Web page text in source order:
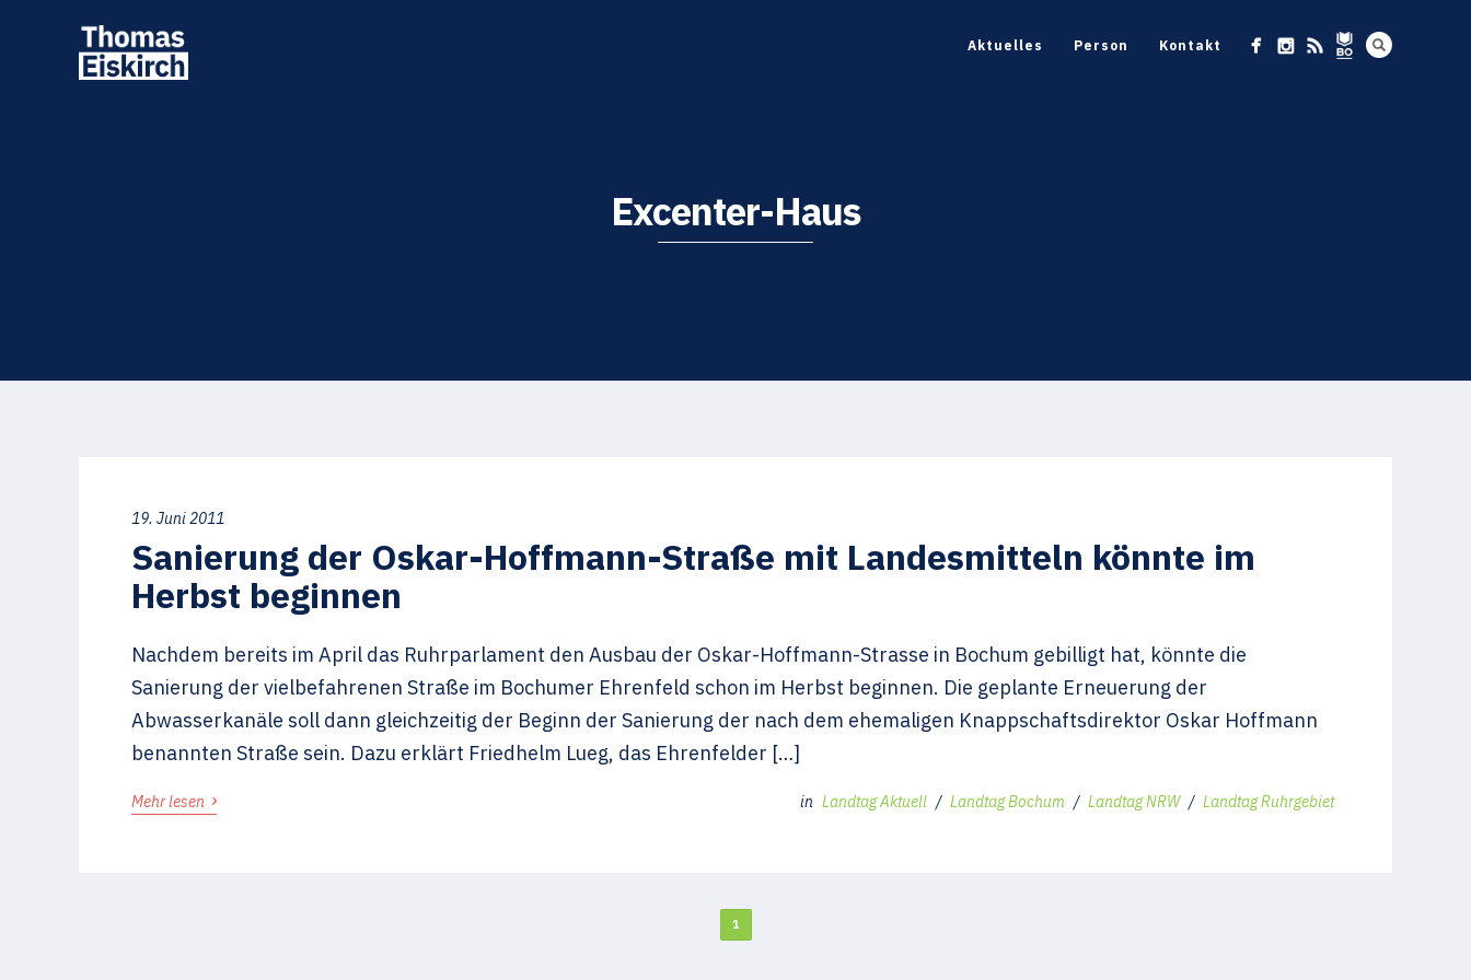
Aktuelles Person Kontakt
Excenter-Haus
19. Juni 2011
Sanierung der Oskar-Hoffmann-Straße mit Landesmitteln könnte im
Herbst beginnen
Nachdem bereits im April das Ruhrparlament den Ausbau der Oskar-Hoffmann-Strasse in Bochum gebilligt hat, könnte die
Sanierung der vielbefahrenen Straße im Bochumer Ehrenfeld schon im Herbst beginnen. Die geplante Erneuerung der
Abwasserkanäle soll dann gleichzeitig der Beginn der Sanierung der nach dem ehemaligen Knappschaftsdirektor Oskar Hoffmann
benannten Straße sein. Dazu erklärt Friedhelm Lueg, das Ehrenfelder […]
Mehr lesen › in Landtag Aktuell / Landtag Bochum / Landtag NRW / Landtag Ruhrgebiet
1